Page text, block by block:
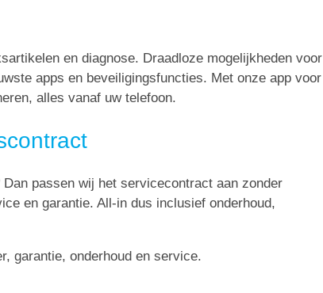
en diagnose. Draadloze mogelijkheden voor
apps en beveiligingsfuncties. Met onze app voor
alles vanaf uw telefoon.
passen wij het servicecontract aan zonder
en garantie. All-in dus inclusief onderhoud,
garantie, onderhoud en service.